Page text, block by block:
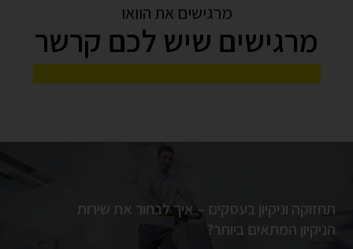
מרגישים את הוואו
מרגישים שיש לכם קרשר
מאוורר תעשייתי: המפתח לסביבת עבודה
יעילה ונקייה יותר
בחללים תעשייתיים גדולים כמו מפעלים, מחסנים
תחזוקה וניקיון בעסקים – איך לבחור את שירות
הניקיון המתאים ביותר?